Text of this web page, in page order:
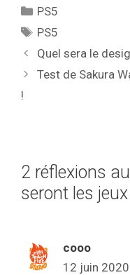
Catégories
PS5
Étiquettes
PS5
Quel sera le
Test de Sakura
!
2 réflexions
seront les jeux
cooo
12 juin